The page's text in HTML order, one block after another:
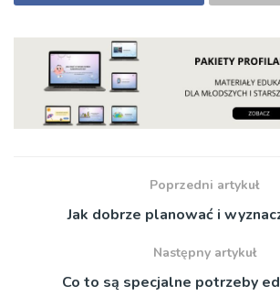
Poprzedni artykuł
Jak dobrze planować i
Następny artykuł
Co to są specjalne potrzeby